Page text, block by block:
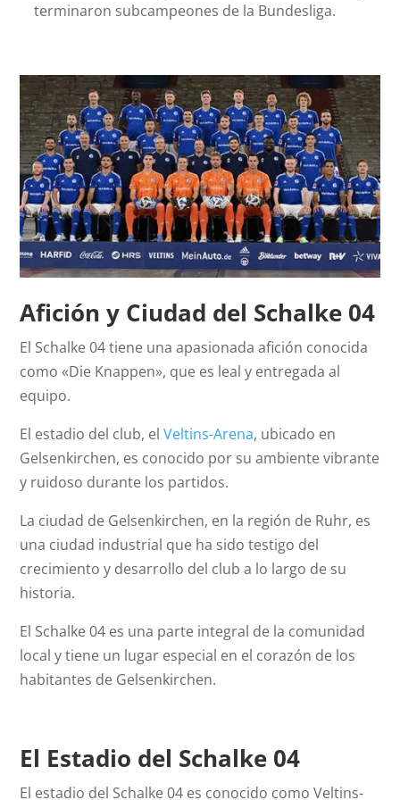
terminaron subcampeones de la Bundesliga.
Afición y Ciudad del Schalke 04
El Schalke 04 tiene una apasionada afición conocida
como «Die Knappen», que es leal y entregada al
equipo.
El estadio del club, elVeltins-Arena, ubicado en
Gelsenkirchen, es conocido por su ambiente vibrante
y ruidoso durante los partidos.
La ciudad de Gelsenkirchen, en la región de Ruhr, es
una ciudad industrial que ha sido testigo del
crecimiento y desarrollo del club a lo largo de su
historia.
El Schalke 04 es una parte integral de la comunidad
local y tiene un lugar especial en el corazón de los
habitantes de Gelsenkirchen.
El Estadio del Schalke 04
El estadio del Schalke 04 es conocido como Veltins-